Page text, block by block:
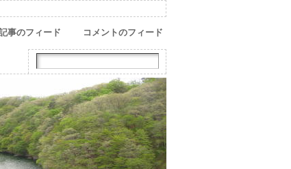
コメントのフィード
事のフィード